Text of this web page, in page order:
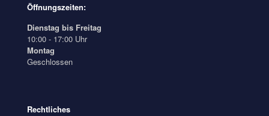
Öffnungszeiten:
Dienstag bis Freitag
10:00 - 17:00 Uhr
Montag
Geschlossen
Rechtliches